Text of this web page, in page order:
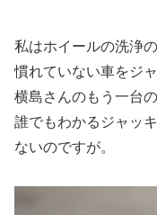
私はホイールの洗浄
慣れていない車をジ
横島さんのもう一台
誰でもわかるジャッ
ないのですが。